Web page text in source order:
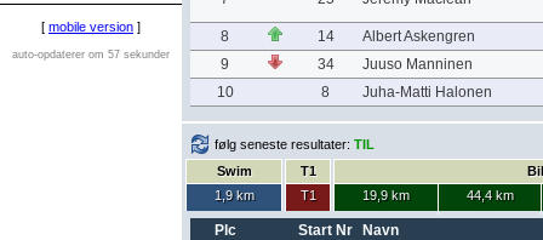
[ mobile version ]
auto-opdaterer om 57 sekunder
8 14
Albert Askengren
9
34
Juuso Manninen
10
8 Juha-Matti Halonen
følg seneste resultater: TIL
Swim
1,9 km
T1
T1
19,9 km
44,4 km
Plc Start Nr
Navn